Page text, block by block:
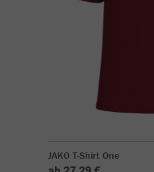
JAKO T-Shirt One